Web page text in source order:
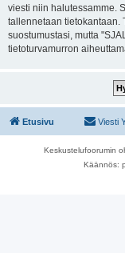
viesti niin halutessamme.
tallennetaan tietokantaan.
suostumustasi, mutta
tietoturvamurron
Etusivu Viesti
Keskustelufoorumin
Käännös: